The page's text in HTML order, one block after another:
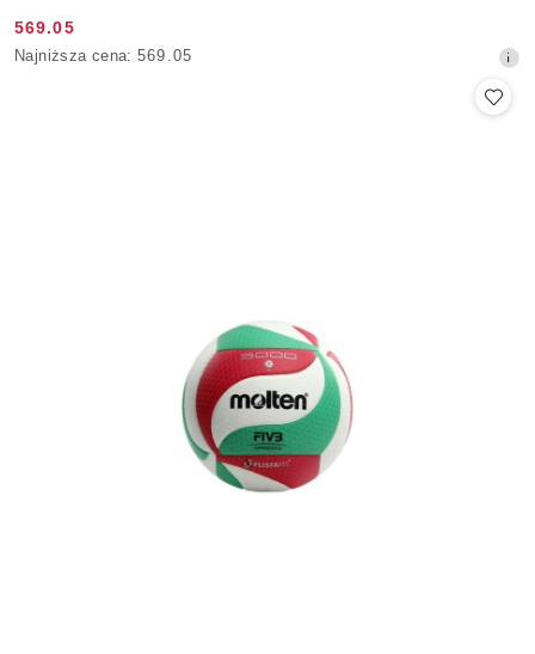
Cena
promocyjna:
569.05
Najniższa
Najniższa cena: 569.05